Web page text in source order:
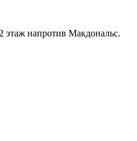
напротив Макдональс.